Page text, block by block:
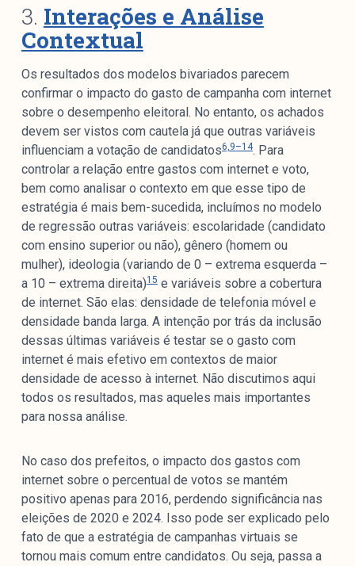
3. Interações e Análise
Contextual
Os resultados dos modelos bivariados parecem
confirmar o impacto do gasto de campanha com internet
sobre o desempenho eleitoral. No entanto, os achados
devem ser vistos com cautela já que outras variáveis
influenciam a votação de candidatos6,9–14. Para
controlar a relação entre gastos com internet e voto,
bem como analisar o contexto em que esse tipo de
estratégia é mais bem-sucedida, incluímos no modelo
de regressão outras variáveis: escolaridade (candidato
com ensino superior ou não), gênero (homem ou
mulher), ideologia (variando de 0 – extrema esquerda –
a 10 – extrema direita)15e variáveis sobre a cobertura
de internet. São elas: densidade de telefonia móvel e
densidade banda larga. A intenção por trás da inclusão
dessas últimas variáveis é testar se o gasto com
internet é mais efetivo em contextos de maior
densidade de acesso à internet. Não discutimos aqui
todos os resultados, mas aqueles mais importantes
para nossa análise.
No caso dos prefeitos, o impacto dos gastos com
internet sobre o percentual de votos se mantém
positivo apenas para 2016, perdendo significância nas
eleições de 2020 e 2024. Isso pode ser explicado pelo
fato de que a estratégia de campanhas virtuais se
tornou mais comum entre candidatos. Ou seja, passa a